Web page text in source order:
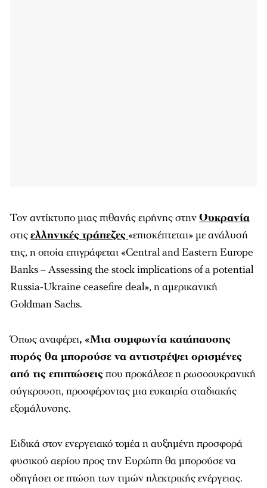
Τον αντίκτυπο μιας πιθανής ειρήνης στηνΟυκρανία
στιςελληνικές τράπεζες «επισκέπτεται» με ανάλυσή
της, η οποία επιγράφεται «Central and Eastern Europe
Banks – Assessing the stock implications of a potential
Russia-Ukraine ceasefire deal», η αμερικανική
Goldman Sachs.
Όπως αναφέρει, «Μια συμφωνία κατάπαυσης
πυρός θα μπορούσε να αντιστρέψει ορισμένες
από τις επιπτώσειςπου προκάλεσε η ρωσοουκρανική
σύγκρουση, προσφέροντας μια ευκαιρία σταδιακής
εξομάλυνσης.
Ειδικά στον ενεργειακό τομέα η αυξημένη προσφορά
φυσικού αερίου προς την Ευρώπη θα μπορούσε να
οδηγήσει σε πτώση των τιμών ηλεκτρικής ενέργειας.